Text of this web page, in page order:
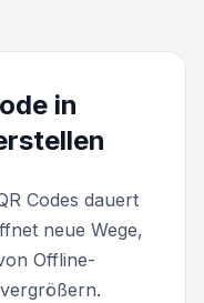
in
Codes dauert
neue Wege,
Offline-